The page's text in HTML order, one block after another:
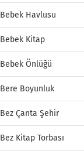
Bebek Havlusu
Bebek Kitap
Bebek Önlüğü
Bere Boyunluk
Bez Çanta Şehir
Bez Kitap Torbası